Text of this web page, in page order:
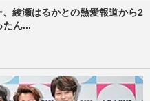
綾瀬はるかとの熱愛報道から2
たん...